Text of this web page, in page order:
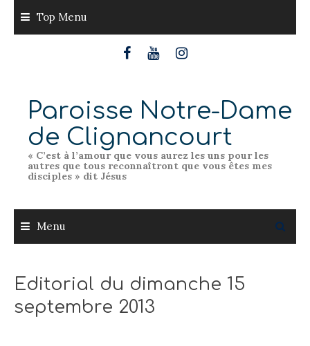
content
Top Menu
Paroisse Notre-Dame
de Clignancourt
« C’est à l’amour que vous aurez les uns pour les
autres que tous reconnaîtront que vous êtes mes
disciples » dit Jésus
Menu
Editorial du dimanche 15
septembre 2013